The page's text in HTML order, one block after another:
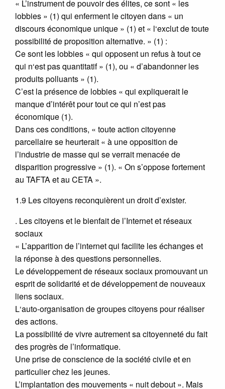
« L’instrument de pouvoir des élites, ce sont « les
lobbies » (1) qui enferment le citoyen dans « un
discours économique unique » (1) et « l‘exclut de toute
possibilité de proposition alternative. » (1) :
Ce sont les lobbies « qui opposent un refus à tout ce
qui n‘est pas quantitatif » (1), ou « d’abandonner les
produits polluants » (1).
C’est la présence de lobbies « qui expliquerait le
manque d’intérêt pour tout ce qui n’est pas
économique (1).
Dans ces conditions, « toute action citoyenne
parcellaire se heurterait « à une opposition de
l’industrie de masse qui se verrait menacée de
disparition progressive » (1). « On s’oppose fortement
au TAFTA et au CETA ».
1.9 Les citoyens reconquièrent un droit d’exister.
. Les citoyens et le bienfait de l’Internet et réseaux
sociaux
« L’apparition de l’internet qui facilite les échanges et
la réponse à des questions personnelles.
Le développement de réseaux sociaux promouvant un
esprit de solidarité et de développement de nouveaux
liens sociaux.
L‘auto-organisation de groupes citoyens pour réaliser
des actions.
La possibilité de vivre autrement sa citoyenneté du fait
des progrès de l’informatique.
Une prise de conscience de la société civile et en
particulier chez les jeunes.
L’implantation des mouvements « nuit debout ». Mais